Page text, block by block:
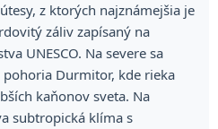
z ktorých najznámejšia je
záliv zapísaný na
UNESCO. Na severe sa
Durmitor, kde rieka
kaňonov sveta. Na
subtropická klíma s